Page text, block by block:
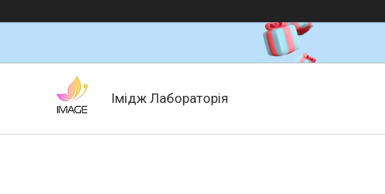
Імідж Лабораторія